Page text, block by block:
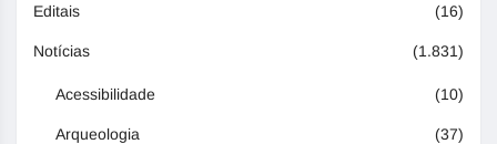
Editais (16)
Notícias (1.831)
Acessibilidade (10)
Arqueologia (37)